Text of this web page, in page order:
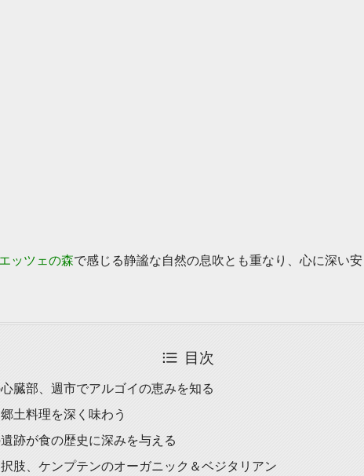
ッツェの森で感じる静謐な自然の息吹とも重なり、心に深い
目次
臓部、週市でアルゴイの恵みを知る
土料理を深く味わう
跡が食の歴史に深みを与える
肢、ケンプテンのオーガニック＆ベジタリアン